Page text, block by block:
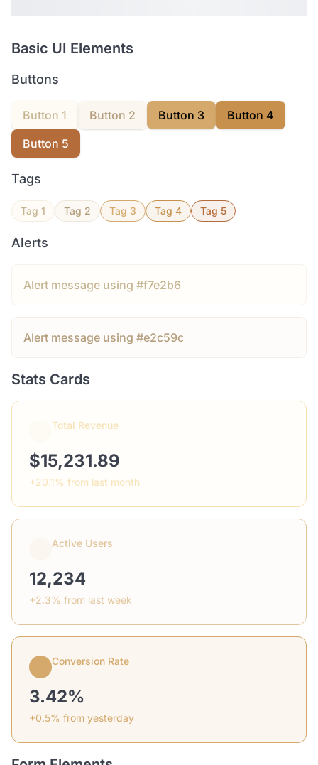
Basic UI Elements
Buttons
Button 1 Button 2 Button 3
Button 4
Button 5
Tags
Tag 1 Tag 2 Tag 3 Tag 4 Tag 5
Alerts
Alert message using #f7e2b6
Alert message using #e2c59c
Stats Cards
Total Revenue
$15,231.89
+20.1% from last month
Active Users
12,234
+2.3% from last week
Conversion Rate
3.42%
+0.5% from yesterday